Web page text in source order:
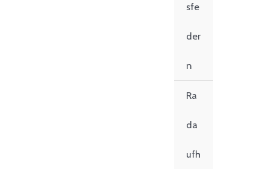
sfe
der
n
Ra
da
ufh